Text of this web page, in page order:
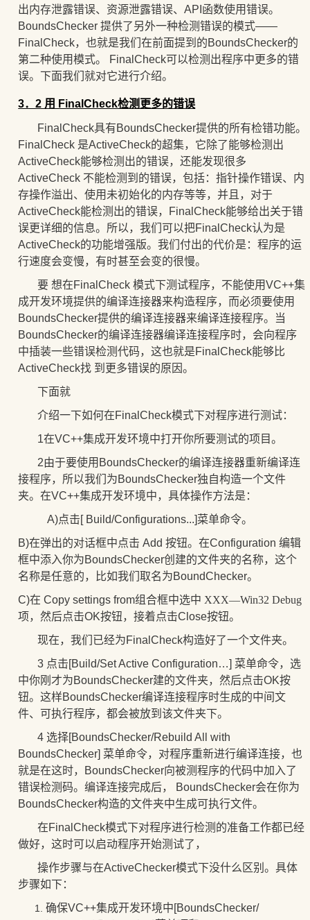
出内存泄露错误、资源泄露错误、API函数使用错误。
BoundsChecker 提供了另外一种检测错误的模式——
FinalCheck，也就是我们在前面提到的BoundsChecker的
第二种使用模式。 FinalCheck可以检测出程序中更多的错
误。下面我们就对它进行介绍。
3．2 用 FinalCheck检测更多的错误
FinalCheck具有BoundsChecker提供的所有检错功能。
FinalCheck 是ActiveCheck的超集，它除了能够检测出
ActiveCheck能够检测出的错误，还能发现很多
ActiveCheck 不能检测到的错误，包括：指针操作错误、内
存操作溢出、使用未初始化的内存等等，并且，对于
ActiveCheck能检测出的错误，FinalCheck能够给出关于错
误更详细的信息。所以，我们可以把FinalCheck认为是
ActiveCheck的功能增强版。我们付出的代价是：程序的运
行速度会变慢，有时甚至会变的很慢。
要 想在FinalCheck 模式下测试程序，不能使用VC++集
成开发环境提供的编译连接器来构造程序，而必须要使用
BoundsChecker提供的编译连接器来编译连接程序。当
BoundsChecker的编译连接器编译连接程序时，会向程序
中插装一些错误检测代码，这也就是FinalCheck能够比
ActiveCheck找 到更多错误的原因。
下面就
介绍一下如何在FinalCheck模式下对程序进行测试：
1在VC++集成开发环境中打开你所要测试的项目。
2由于要使用BoundsChecker的编译连接器重新编译连
接程序，所以我们为BoundsChecker独自构造一个文件
夹。在VC++集成开发环境中，具体操作方法是：
A)点击[ Build/Configurations...]菜单命令。
B)在弹出的对话框中点击 Add 按钮。在Configuration 编辑
框中添入你为BoundsChecker创建的文件夹的名称，这个
名称是任意的，比如我们取名为BoundChecker。
C)在 Copy settings from组合框中选中 XXX—Win32 Debug
项，然后点击OK按钮，接着点击Close按钮。
现在，我们已经为FinalCheck构造好了一个文件夹。
3 点击[Build/Set Active Configuration…] 菜单命令，选
中你刚才为BoundsChecker建的文件夹，然后点击OK按
钮。这样BoundsChecker编译连接程序时生成的中间文
件、可执行程序，都会被放到该文件夹下。
4 选择[BoundsChecker/Rebuild All with
BoundsChecker] 菜单命令，对程序重新进行编译连接，也
就是在这时，BoundsChecker向被测程序的代码中加入了
错误检测码。编译连接完成后， BoundsChecker会在你为
BoundsChecker构造的文件夹中生成可执行文件。
在FinalCheck模式下对程序进行检测的准备工作都已经
做好，这时可以启动程序开始测试了，
操作步骤与在ActiveChecker模式下没什么区别。具体
步骤如下：
确保VC++集成开发环境中[BoundsChecker/